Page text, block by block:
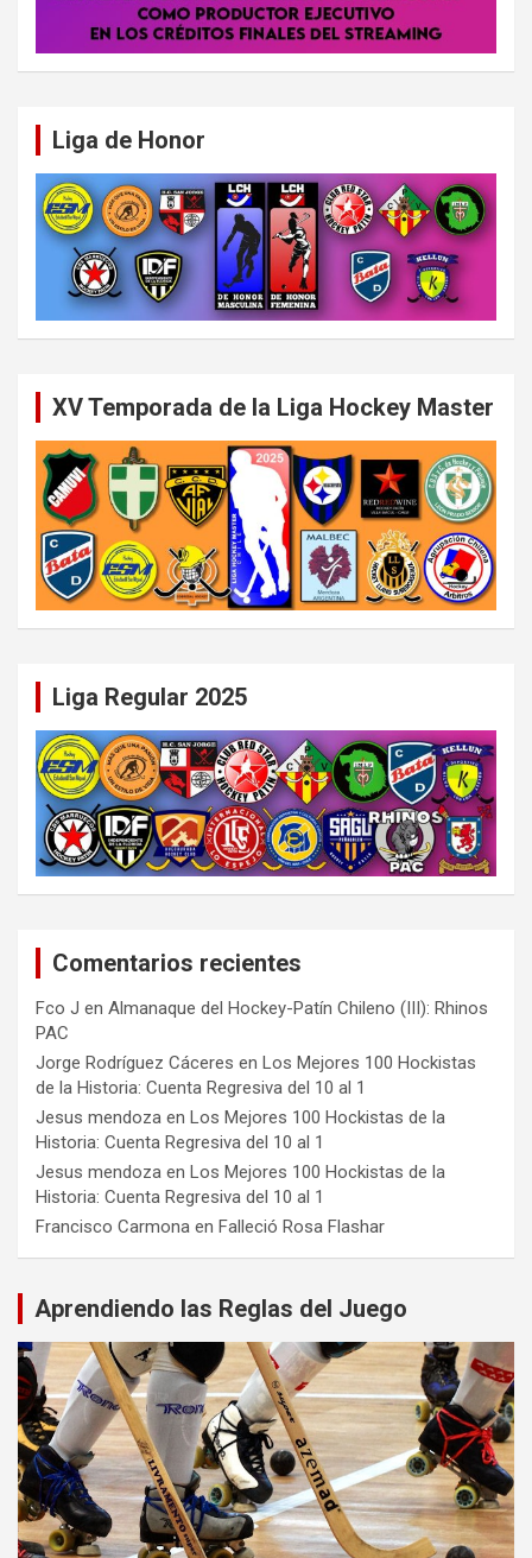
Liga de Honor
XV Temporada de la Liga Hockey Master
Liga Regular 2025
Comentarios recientes
Fco J en Almanaque del Hockey-Patín Chileno (III): Rhinos
PAC
Jorge Rodríguez Cáceres en Los Mejores 100 Hockistas
de la Historia: Cuenta Regresiva del 10 al 1
Jesus mendoza en Los Mejores 100 Hockistas de la
Historia: Cuenta Regresiva del 10 al 1
Jesus mendoza en Los Mejores 100 Hockistas de la
Historia: Cuenta Regresiva del 10 al 1
Francisco Carmona en Falleció Rosa Flashar
Aprendiendo las Reglas del Juego